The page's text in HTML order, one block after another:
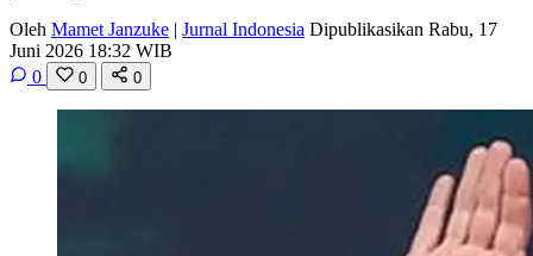
Oleh Mamet Janzuke | Jurnal Indonesia Dipublikasikan Rabu, 17
Juni 2026 18:32 WIB
0
0 0